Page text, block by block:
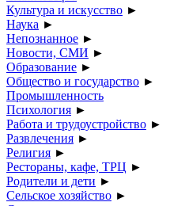
Культура и искусство ►
Наука ►
Непознанное ►
Новости, СМИ ►
Образование ►
Общество и государство ►
Промышленность
Психология ►
Работа и трудоустройство ►
Развлечения ►
Религия ►
Рестораны, кафе, ТРЦ ►
Родители и дети ►
Сельское хозяйство ►